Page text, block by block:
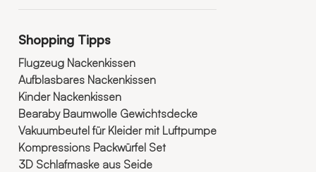
Shopping Tipps
Flugzeug Nackenkissen
Aufblasbares Nackenkissen
Kinder Nackenkissen
Bearaby Baumwolle Gewichtsdecke
Vakuumbeutel für Kleider mit Luftpumpe
Kompressions Packwürfel Set
3D Schlafmaske aus Seide